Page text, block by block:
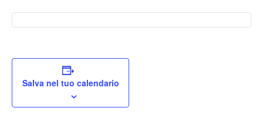
Salva nel tuo calendario